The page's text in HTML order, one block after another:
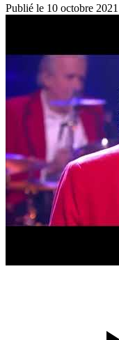
Publié le 10 octobre 2021